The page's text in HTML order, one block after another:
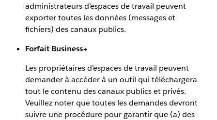
administrateurs d’espaces de travail peuvent
exporter toutes les données (messages et
fichiers) des canaux publics.
Forfait Business+
Les propriétaires d’espaces de travail peuvent
demander à accéder à un outil qui téléchargera
tout le contenu des canaux publics et privés.
Veuillez noter que toutes les demandes devront
suivre une procédure pour garantir que (a) des